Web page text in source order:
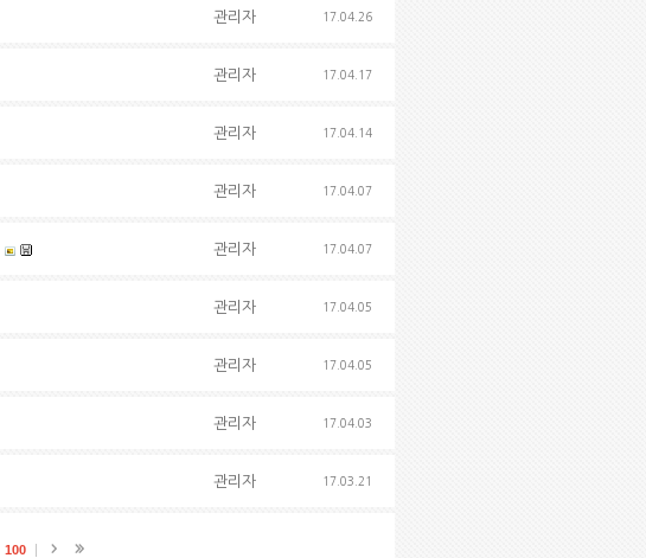
관리자 17.04.26
관리자 17.04.17
관리자 17.04.14
관리자 17.04.07
관리자 17.04.07
관리자 17.04.05
관리자 17.04.05
관리자 17.04.03
관리자 17.03.21
100